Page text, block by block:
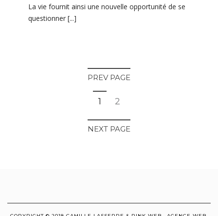
La vie fournit ainsi une nouvelle opportunité de se
questionner [...]
PREV PAGE
1 (current)
2
NEXT PAGE